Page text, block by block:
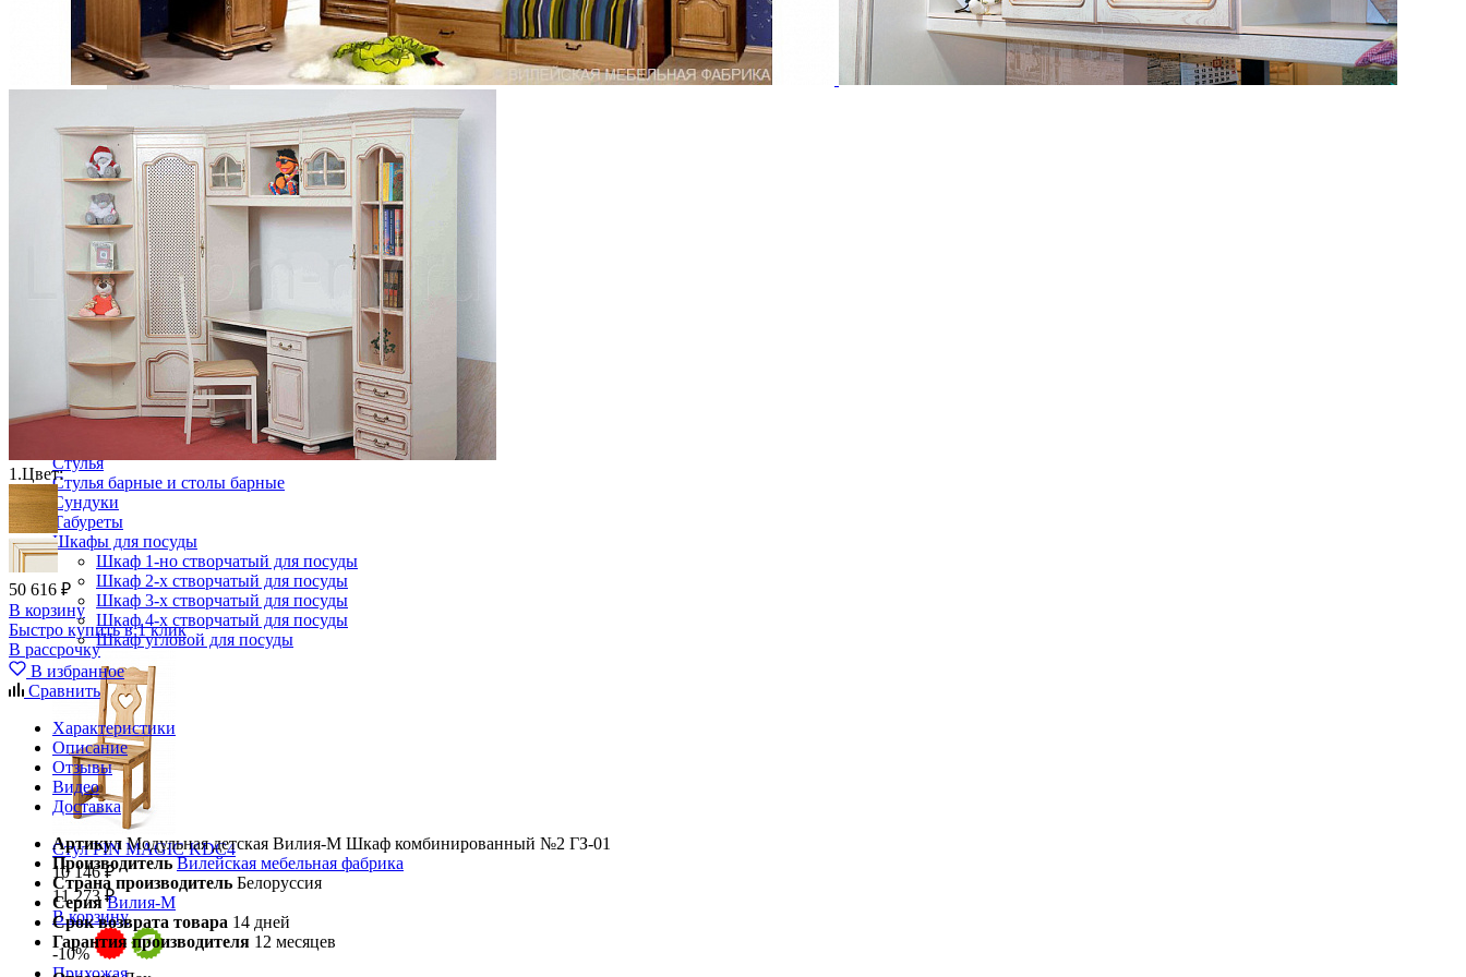
Комод София МН-025-11
36 719 ₽
В корзину
Столовая
Буфеты и бары
Комоды для кухни
Лавки и скамьи
Полки и ящики
Столы кофейные и чайные
Столы обеденные
Столы квадратные из массива
Столы круглые из массива
Столы овальные из массива
Столы прямоугольные из массива
Стулья
Стулья барные и столы барные
Сундуки
Табуреты
Шкафы для посуды
Шкаф 1-но створчатый для посуды
Шкаф 2-х створчатый для посуды
Шкаф 3-х створчатый для посуды
Шкаф 4-х створчатый для посуды
Шкаф угловой для посуды
Стул PIN MAGIC KDC4
10 146 ₽
11 273 ₽
В корзину
-10%
1.Цвет:
50 616 ₽
В корзину
Быстро купить в 1 клик
В рассрочку
В избранное
Сравнить
Характеристики
Описание
Отзывы
Видео
Доставка
Артикул Модульная детская Вилия-М Шкаф комбинированный №2 ГЗ-01
Производитель Вилейская мебельная фабрика
Страна производитель Белоруссия
Серия Вилия-М
Срок возврата товара 14 дней
Гарантия производителя 12 месяцев